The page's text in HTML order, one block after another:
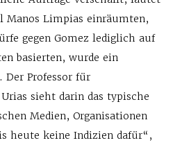
Manos Limpias einräumten,
gegen Gomez lediglich auf
basierten, wurde ein
Der Professor für
sieht darin das typische
Medien, Organisationen
heute keine Indizien dafür“,